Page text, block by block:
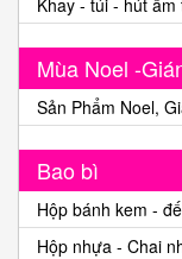
Mùa Noel -
Sản Phẩm Noel,
Bao bì
Hộp bánh kem -
Hộp nhựa - Chai